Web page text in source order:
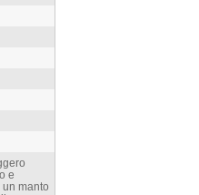
e
manto